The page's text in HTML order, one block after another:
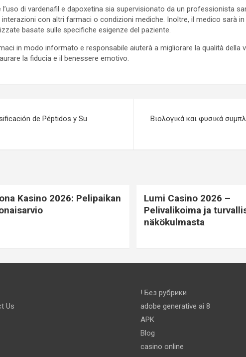
di vardenafil e dapoxetina sia supervisionato da un professionista
con altri farmaci o condizioni mediche. Inoltre, il medico sarà
basate sulle specifiche esigenze del paziente.
in modo informato e responsabile aiuterà a migliorare la qualità della
la fiducia e il benessere emotivo.
de Péptidos y Su
Βιολογικά και φυσικά
Kasino 2026: Pelipaikan
Lumi Casino 2026 –
Pelivalikoima ja
näkökulmasta
Us
! Без рубрики
adobe generative ai 8
APK
Blog
casino online